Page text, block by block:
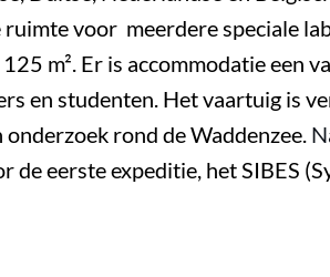
voor meerdere speciale
m². Er is accommodatie een
en studenten. Het vaartuig is
rond de Waddenzee.
de eerste expeditie, het SIBES